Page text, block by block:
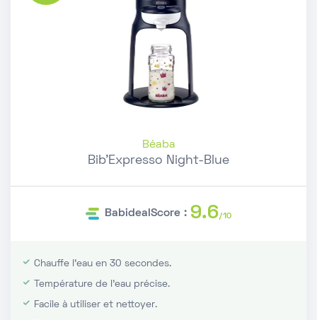
Béaba
Bib'Expresso Night-Blue
BabidealScore : 9.6/10
Chauffe l'eau en 30 secondes.
Température de l'eau précise.
Facile à utiliser et nettoyer.